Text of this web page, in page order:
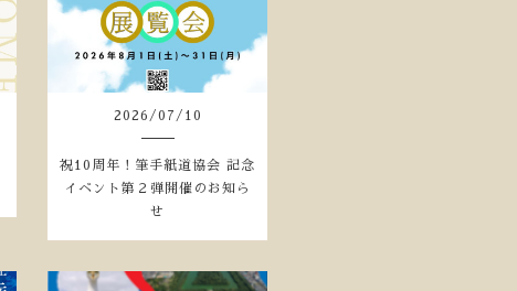
2026 /07 / 10
祝10周年！筆手紙道協会 記念
イベント第２弾開催のお知ら
せ